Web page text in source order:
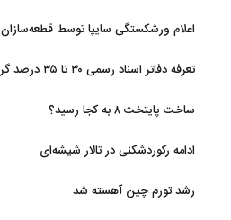
اعلام ورشکستگی سایپا توسط
تعرفه دفاتر اسناد رسمی ۳۰ تا ۳۵ درصد گران شد
ساخت پایتخت ۸ به کجا رسید؟
ادامه رکوردشکنی در تالار شیشه‌ای
رشد تورم چین آهسته شد